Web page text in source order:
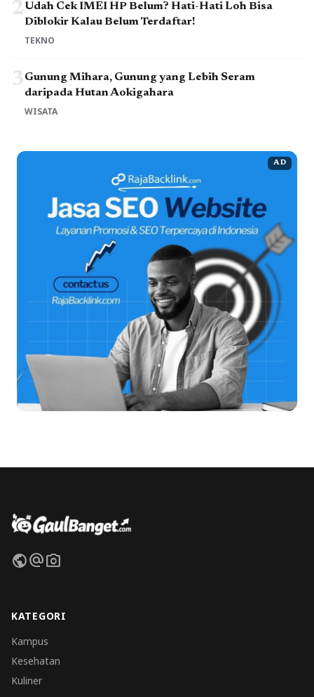
2Udah Cek IMEI HP Belum? Hati-Hati Loh Bisa
Diblokir Kalau Belum Terdaftar!
TEKNO
3Gunung Mihara, Gunung yang Lebih Seram
daripada Hutan Aokigahara
WISATA
AD
publicalternate_emailphoto_camera
KATEGORI
Kampus
Kesehatan
Kuliner